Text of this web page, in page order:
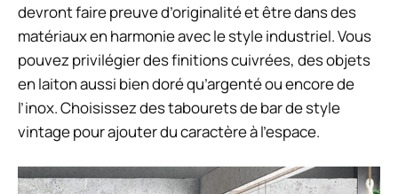
devront faire preuve d’originalité et être dans des
matériaux en harmonie avec le style industriel. Vous
pouvez privilégier des finitions cuivrées, des objets
en laiton aussi bien doré qu’argenté ou encore de
l’inox. Choisissez des tabourets de bar de style
vintage pour ajouter du caractère à l’espace.